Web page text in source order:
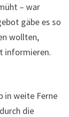
– war
gäbe es so
wollten,
informieren.
in weite Ferne
die